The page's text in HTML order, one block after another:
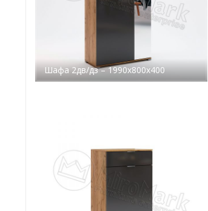
Шафа 2дв/дз – 1990x800x400